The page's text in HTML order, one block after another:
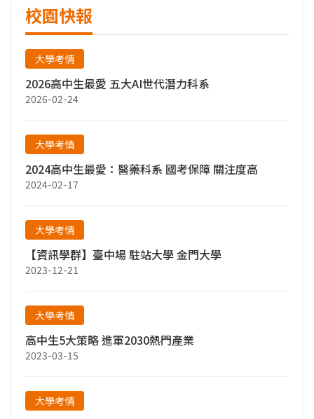
校園快報
大學考情
2026高中生最愛 五大AI世代潛力科系
2026-02-24
大學考情
2024高中生最愛：醫藥科系 國考保障 關注度高
2024-02-17
大學考情
【資訊學群】臺中場 駐站大學 金門大學
2023-12-21
大學考情
高中生5大策略 進軍2030熱門產業
2023-03-15
大學考情